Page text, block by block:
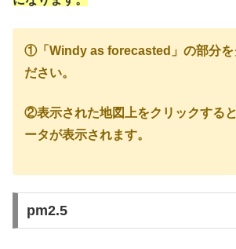
①「Windy as forecasted」の部分を
ださい。
②表示された地図上をクリックする
ータが表示されます。
pm2.5